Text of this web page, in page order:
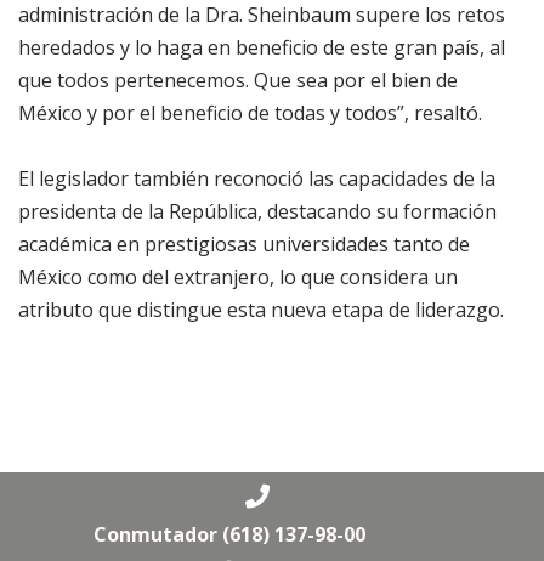
administración de la Dra. Sheinbaum supere los retos
heredados y lo haga en beneficio de este gran país, al
que todos pertenecemos. Que sea por el bien de
México y por el beneficio de todas y todos”, resaltó.
El legislador también reconoció las capacidades de la
presidenta de la República, destacando su formación
académica en prestigiosas universidades tanto de
México como del extranjero, lo que considera un
atributo que distingue esta nueva etapa de liderazgo.
Conmutador (618) 137-98-00